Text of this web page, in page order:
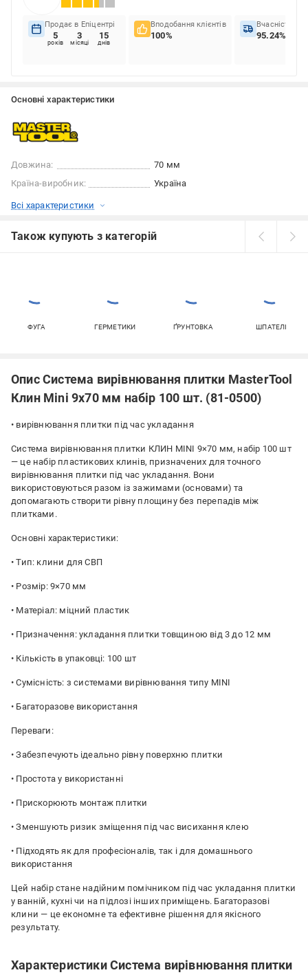
Продає в Епіцентрі
5
років
3
місяці
15
днів
Вподобання клієнтів
100%
Вчасність
95.24%
Основні характеристики
Довжина:
70 мм
Країна-виробник:
Україна
Всі характеристики
Також купують з категорій
ФУГА ГЕРМЕТИКИ ҐРУНТОВКА ШПАТЕЛІ
Опис Система вирівнювання плитки MasterTool
Клин Mini 9х70 мм набір 100 шт. (81-0500)
• вирівнювання плитки під час укладання
Система вирівнювання плитки КЛИН MINI 9×70 мм, набір 100 шт
— це набір пластикових клинів, призначених для точного
вирівнювання плитки під час укладання. Вони
використовуються разом із зажимами (основами) та
допомагають створити рівну площину без перепадів між
плитками.
Основні характеристики:
• Тип: клини для СВП
• Розмір: 9×70 мм
• Матеріал: міцний пластик
• Призначення: укладання плитки товщиною від 3 до 12 мм
• Кількість в упаковці: 100 шт
• Сумісність: з системами вирівнювання типу MINI
• Багаторазове використання
Переваги:
• Забезпечують ідеально рівну поверхню плитки
• Простота у використанні
• Прискорюють монтаж плитки
• Зменшують ризик зміщення під час висихання клею
• Підходять як для професіоналів, так і для домашнього
використання
Цей набір стане надійним помічником під час укладання плитки
у ванній, кухні чи на підлозі інших приміщень. Багаторазові
клини — це економне та ефективне рішення для якісного
результату.
Характеристики Система вирівнювання плитки